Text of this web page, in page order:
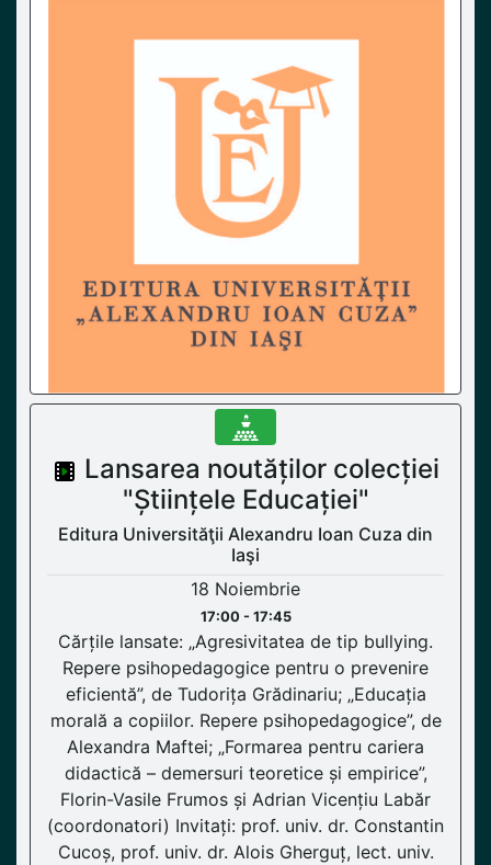
Lansarea noutăților colecției
"Științele Educației"
Editura Universităţii Alexandru Ioan Cuza din
Iaşi
18 Noiembrie
17:00 - 17:45
Cărțile lansate: „Agresivitatea de tip bullying.
Repere psihopedagogice pentru o prevenire
eficientă”, de Tudorița Grădinariu; „Educația
morală a copiilor. Repere psihopedagogice”, de
Alexandra Maftei; „Formarea pentru cariera
didactică – demersuri teoretice și empirice”,
Florin-Vasile Frumos și Adrian Vicențiu Labăr
(coordonatori) Invitați: prof. univ. dr. Constantin
Cucoș, prof. univ. dr. Alois Gherguț, lect. univ.